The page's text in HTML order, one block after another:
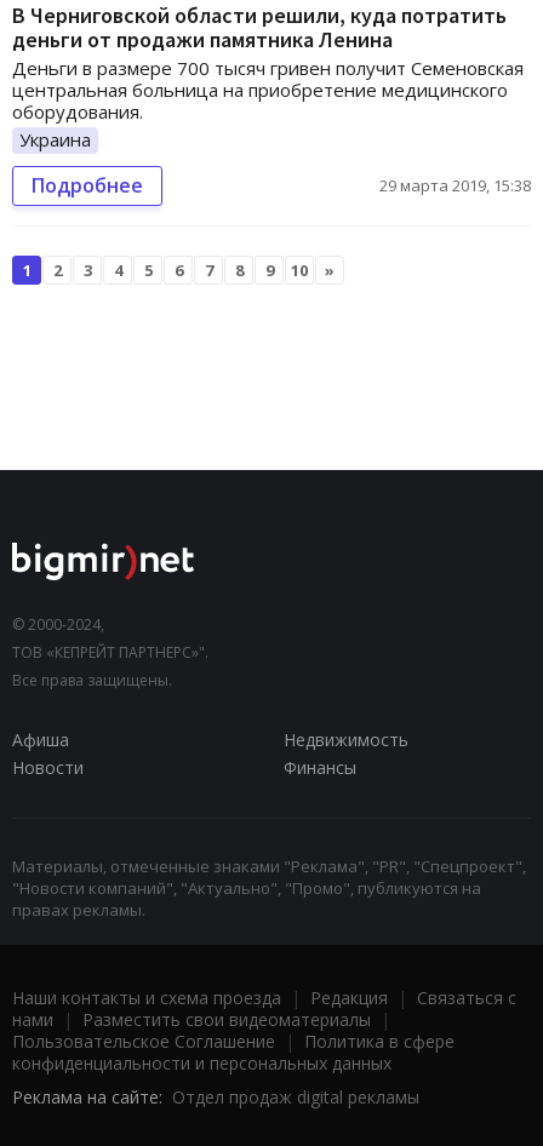
В Черниговской области решили, куда потратить
деньги от продажи памятника Ленина
Деньги в размере 700 тысяч гривен получит Семеновская
центральная больница на приобретение медицинского
оборудования.
Украина
Подробнее 29 марта 2019, 15:38
1 2 3 4 5 6 7 8 9 10 »
© 2000-2024,
ТОВ «КЕПРЕЙТ ПАРТНЕРС»".
Все права защищены.
Афиша
Недвижимость
Новости
Финансы
Материалы, отмеченные знаками "Реклама", "PR", "Спецпроект",
"Новости компаний", "Актуально", "Промо", публикуются на
правах рекламы.
Наши контакты и схема проезда | Редакция | Связаться с
нами | Разместить свои видеоматериалы |
Пользовательское Соглашение |
Политика в сфере
конфиденциальности и персональных данных
Реклама на сайте: Отдел продаж digital рекламы